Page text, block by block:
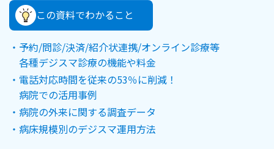
この資料でわかること
予約/問診/決済/紹介状連携/オンライン診療等
各種デジスマ診療の機能や料金
電話対応時間を従来の53％に削減！
病院での活用事例
病院の外来に関する調査データ
病床規模別のデジスマ運用方法